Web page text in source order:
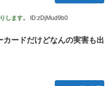
します。 ID:zDjMud9b0
カードだけどなんの実害も出